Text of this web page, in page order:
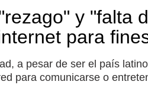
y "falta
para
a pesar de ser el país
para comunicarse o